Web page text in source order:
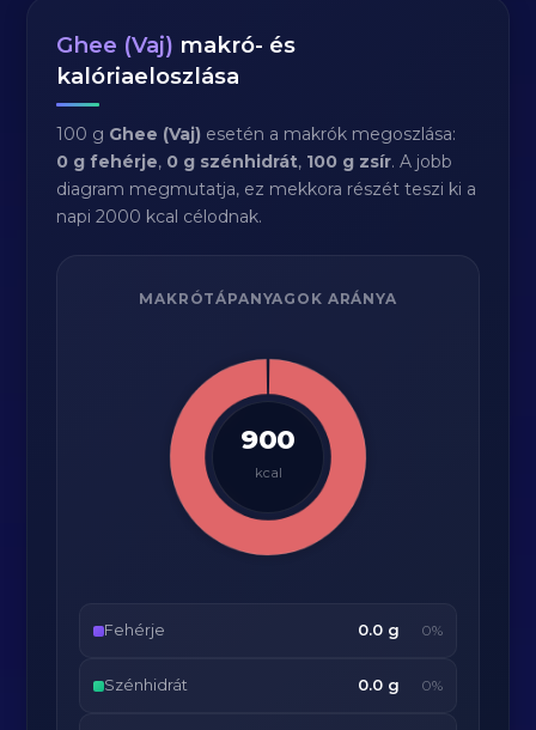
Ghee (Vaj) makró- és
kalóriaeloszlása
100 g Ghee (Vaj) esetén a makrók megoszlása:
0 g fehérje, 0 g szénhidrát, 100 g zsír. A jobb
diagram megmutatja, ez mekkora részét teszi ki a
napi 2000 kcal célodnak.
MAKRÓTÁPANYAGOK ARÁNYA
900
kcal
Fehérje 0.0 g 0%
Szénhidrát 0.0 g 0%